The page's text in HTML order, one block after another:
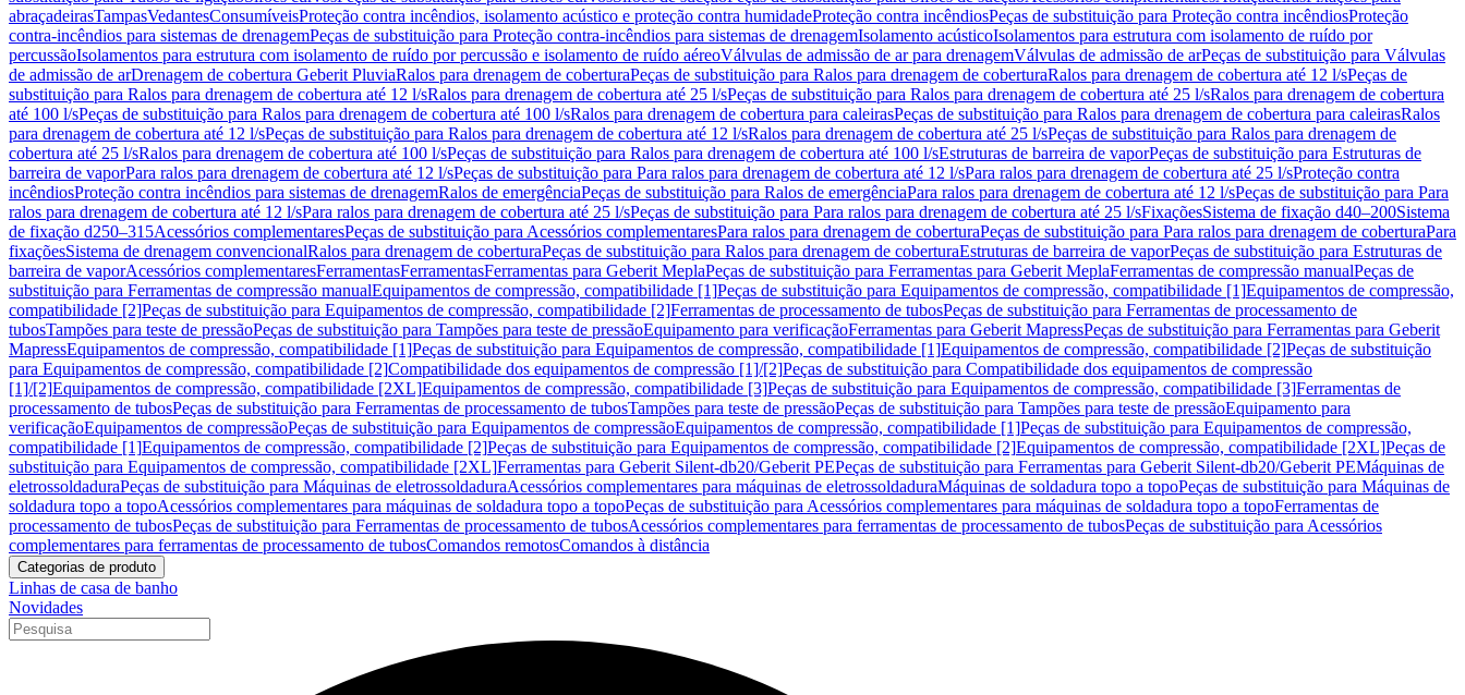
abraçadeirasTampasVedantesConsumíveisProteção contra incêndios, isolamento acústico e proteção contra humidadeProteção contra incêndiosPeças de substituição para Proteção contra incêndiosProteção
contra-incêndios para sistemas de drenagemPeças de substituição para Proteção contra-incêndios para sistemas de drenagemIsolamento acústicoIsolamentos para estrutura com isolamento de ruído por
percussãoIsolamentos para estrutura com isolamento de ruído por percussão e isolamento de ruído aéreoVálvulas de admissão de ar para drenagemVálvulas de admissão de arPeças de substituição para Válvulas
de admissão de arDrenagem de cobertura Geberit PluviaRalos para drenagem de coberturaPeças de substituição para Ralos para drenagem de coberturaRalos para drenagem de cobertura até 12 l/sPeças de
substituição para Ralos para drenagem de cobertura até 12 l/sRalos para drenagem de cobertura até 25 l/sPeças de substituição para Ralos para drenagem de cobertura até 25 l/sRalos para drenagem de cobertura
até 100 l/sPeças de substituição para Ralos para drenagem de cobertura até 100 l/sRalos para drenagem de cobertura para caleirasPeças de substituição para Ralos para drenagem de cobertura para caleirasRalos
para drenagem de cobertura até 12 l/sPeças de substituição para Ralos para drenagem de cobertura até 12 l/sRalos para drenagem de cobertura até 25 l/sPeças de substituição para Ralos para drenagem de
cobertura até 25 l/sRalos para drenagem de cobertura até 100 l/sPeças de substituição para Ralos para drenagem de cobertura até 100 l/sEstruturas de barreira de vaporPeças de substituição para Estruturas de
barreira de vaporPara ralos para drenagem de cobertura até 12 l/sPeças de substituição para Para ralos para drenagem de cobertura até 12 l/sPara ralos para drenagem de cobertura até 25 l/sProteção contra
incêndiosProteção contra incêndios para sistemas de drenagemRalos de emergênciaPeças de substituição para Ralos de emergênciaPara ralos para drenagem de cobertura até 12 l/sPeças de substituição para Para
ralos para drenagem de cobertura até 12 l/sPara ralos para drenagem de cobertura até 25 l/sPeças de substituição para Para ralos para drenagem de cobertura até 25 l/sFixaçõesSistema de fixação d40–200Sistema
de fixação d250–315Acessórios complementaresPeças de substituição para Acessórios complementaresPara ralos para drenagem de coberturaPeças de substituição para Para ralos para drenagem de coberturaPara
fixaçõesSistema de drenagem convencionalRalos para drenagem de coberturaPeças de substituição para Ralos para drenagem de coberturaEstruturas de barreira de vaporPeças de substituição para Estruturas de
barreira de vaporAcessórios complementaresFerramentasFerramentasFerramentas para Geberit MeplaPeças de substituição para Ferramentas para Geberit MeplaFerramentas de compressão manualPeças de
substituição para Ferramentas de compressão manualEquipamentos de compressão, compatibilidade [1]Peças de substituição para Equipamentos de compressão, compatibilidade [1]Equipamentos de compressão,
compatibilidade [2]Peças de substituição para Equipamentos de compressão, compatibilidade [2]Ferramentas de processamento de tubosPeças de substituição para Ferramentas de processamento de
tubosTampões para teste de pressãoPeças de substituição para Tampões para teste de pressãoEquipamento para verificaçãoFerramentas para Geberit MapressPeças de substituição para Ferramentas para Geberit
MapressEquipamentos de compressão, compatibilidade [1]Peças de substituição para Equipamentos de compressão, compatibilidade [1]Equipamentos de compressão, compatibilidade [2]Peças de substituição
para Equipamentos de compressão, compatibilidade [2]Compatibilidade dos equipamentos de compressão [1]/[2]Peças de substituição para Compatibilidade dos equipamentos de compressão
[1]/[2]Equipamentos de compressão, compatibilidade [2XL]Equipamentos de compressão, compatibilidade [3]Peças de substituição para Equipamentos de compressão, compatibilidade [3]Ferramentas de
processamento de tubosPeças de substituição para Ferramentas de processamento de tubosTampões para teste de pressãoPeças de substituição para Tampões para teste de pressãoEquipamento para
verificaçãoEquipamentos de compressãoPeças de substituição para Equipamentos de compressãoEquipamentos de compressão, compatibilidade [1]Peças de substituição para Equipamentos de compressão,
compatibilidade [1]Equipamentos de compressão, compatibilidade [2]Peças de substituição para Equipamentos de compressão, compatibilidade [2]Equipamentos de compressão, compatibilidade [2XL]Peças de
substituição para Equipamentos de compressão, compatibilidade [2XL]Ferramentas para Geberit Silent-db20/Geberit PEPeças de substituição para Ferramentas para Geberit Silent-db20/Geberit PEMáquinas de
eletrossoldaduraPeças de substituição para Máquinas de eletrossoldaduraAcessórios complementares para máquinas de eletrossoldaduraMáquinas de soldadura topo a topoPeças de substituição para Máquinas de
soldadura topo a topoAcessórios complementares para máquinas de soldadura topo a topoPeças de substituição para Acessórios complementares para máquinas de soldadura topo a topoFerramentas de
processamento de tubosPeças de substituição para Ferramentas de processamento de tubosAcessórios complementares para ferramentas de processamento de tubosPeças de substituição para Acessórios
complementares para ferramentas de processamento de tubosComandos remotosComandos à distância
Categorias de produto
Linhas de casa de banho
Novidades